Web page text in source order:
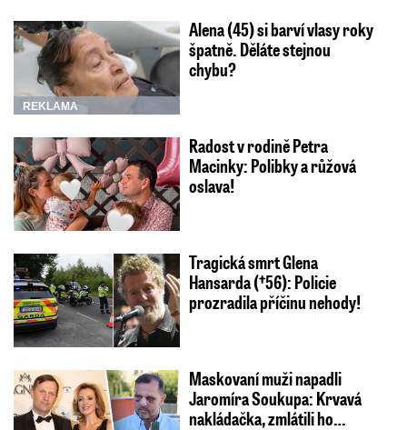
REKLAMA
Alena (45) si barví vlasy roky
špatně. Děláte stejnou
chybu?
Radost v rodině Petra
Macinky: Polibky a růžová
oslava!
Tragická smrt Glena
Hansarda (†56): Policie
prozradila příčinu nehody!
Maskovaní muži napadli
Jaromíra Soukupa: Krvavá
nakládačka, zmlátili ho…